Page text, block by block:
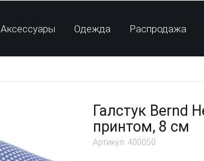
Аксессуары Одежда Распродажа
Галстук Bernd
принтом, 8 см
Артикул: 400050